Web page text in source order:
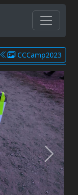
CCCamp2023